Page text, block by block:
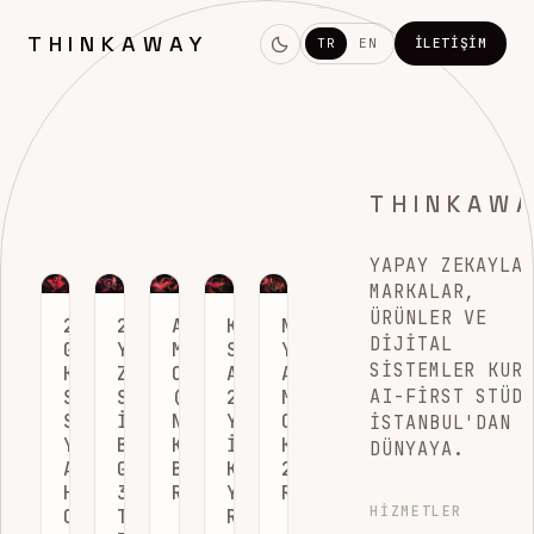
THINKAWAY TR EN İLETIŞIM
2026
GÜNEY
KAROLINA
SEO
STRATEJILERI:
YEREL
ARAMALARA
HAKIM
OLUN
2026’DA
YAPAY
ZEKA
SEO
İÇIN
BILMENIZ
GEREKEN
33
TEMEL
ARAMA
MOTORU
OPTIMIZASYONU
(SEO)
NEDIR?
KAPSAMLI
BAŞLANGIÇ
REHBERI
KURUMSAL
SEO
ANALITIĞI:
2026
YILI
İÇIN
KAPSAMLI
YÖNETIM
REHBERI
NEW
YORK’TA
ARAMA
MOTORU
OPTIMIZASYONU:
KAPSAMLI
2026
REHBERI
YAPAY ZEKAYLA
MARKALAR,
ÜRÜNLER VE
DIJITAL
SISTEMLER
AI-FIRST
İSTANBUL'DAN
DÜNYAYA.
HIZMETLER